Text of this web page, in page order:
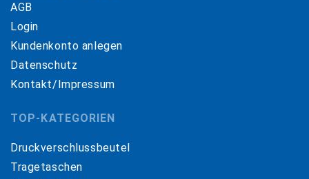
AGB
Login
Kundenkonto anlegen
Datenschutz
Kontakt/Impressum
TOP-KATEGORIEN
Druckverschlussbeutel
Tragetaschen